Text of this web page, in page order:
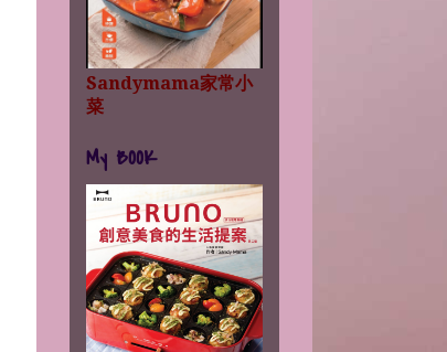
Sandymama家常小
菜
My BOOK